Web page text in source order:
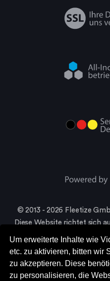
Um erweiterte Inhalte wie
etc. zu aktivieren, bitten wir
zu akzeptieren. Diese
zu personalisieren, die
© 2013 - 2026 Fleetize
Diese Website richtet sich
im
* Alle Preise in netto,